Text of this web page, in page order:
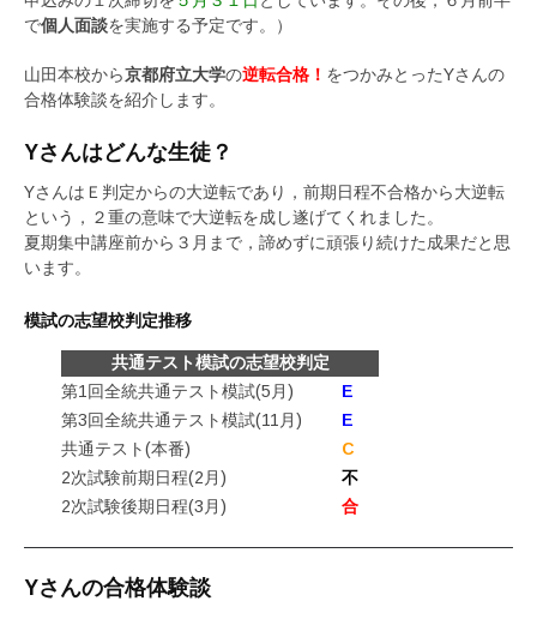
で個人面談を実施する予定です。）
山田本校から京都府立大学の逆転合格！ をつかみとったYさんの
合格体験談を紹介します。
Yさんはどんな生徒？
YさんはＥ判定からの大逆転であり，前期日程不合格から大逆転
という，２重の意味で大逆転を成し遂げてくれました。
夏期集中講座前から３月まで，諦めずに頑張り続けた成果だと思
います。
模試の志望校判定推移
共通テスト模試の志望校判定
第1回全統共通テスト模試(5月)
E
第3回全統共通テスト模試(11月)
E
共通テスト(本番)
C
2次試験前期日程(2月)
不
2次試験後期日程(3月)
合
Yさんの合格体験談